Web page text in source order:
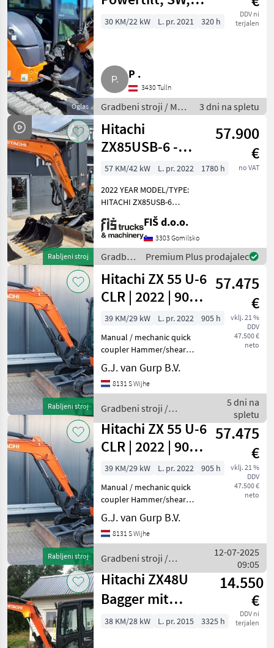
Oglas
Klima, MwSt.
DDV ni
terjalen
30 KM/22 kW L. pr. 2021 320 h
P .
3430 Tulln
Gradbeni stroji / Mini
bager
3 dni na spletu
Rabljeni stroj
Hitachi
ZX85USB-6 -
2022 YEAR - 1780
HOURS - 3X
BUCKETS
57.900
€
no VAT
57 KM/42 kW L. pr. 2022
1780 h
2022 YEAR MODEL/TYPE:
HITACHI ZX85USB-6
ENGINE: DIESEL HITACHI -
42.4kw WORKING HOURS
1780 WEIGHT 8650kg
HYDRAULIC QUICK
COUPLER BLADE CAMERA
LIGHTS AIR CON
FIŠ d.o.o.
3303 Gomilsko
Gradbeni
stroji /
Hitachi
Premium Plus prodajalec
Rabljeni stroj
Hitachi ZX 55 U-6
CLR | 2022 | 905h
| A/C
57.475
€
vklj. 21 %
DDV
47.500 €
neto
39 KM/29 kW L. pr. 2022
905 h
Manual / mechanic quick
coupler Hammer/shear
hydr. circuit Air conditioning
Battery disconnector
Gradbeni stroji Mini bager
G.J. van Gurp B.V.
8131 S Wijhe
Gradbeni stroji /
Hitachi
5 dni na
spletu
Rabljeni stroj
Hitachi ZX 55 U-6
CLR | 2022 | 905h
| A/C
57.475
€
vklj. 21 %
DDV
47.500 €
neto
39 KM/29 kW L. pr. 2022
905 h
Manual / mechanic quick
coupler Hammer/shear
hydr. circuit Air conditioning
Battery disconnector
Gradbeni stroji Mini bager
G.J. van Gurp B.V.
8131 S Wijhe
Gradbeni stroji /
Hitachi
12-07-2025
09:05
Hitachi ZX48U
Bagger mit
Klima, Radio,
14.550
€
DDV ni
terjalen
38 KM/28 kW L. pr. 2015 3325 h